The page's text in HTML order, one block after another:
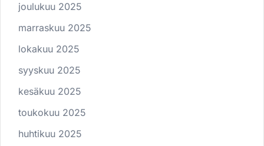
joulukuu 2025
marraskuu 2025
lokakuu 2025
syyskuu 2025
kesäkuu 2025
toukokuu 2025
huhtikuu 2025